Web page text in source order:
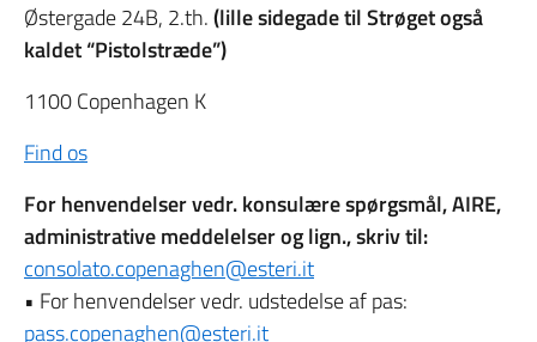
Østergade 24B, 2.th.(lille sidegade til Strøget også
kaldet “Pistolstræde”)
1100 Copenhagen K
Find os
For henvendelser vedr. konsulære spørgsmål, AIRE,
administrative meddelelser og lign., skriv til:
consolato.copenaghen@esteri.it
• For henvendelser vedr. udstedelse af pas:
pass.copenaghen@esteri.it